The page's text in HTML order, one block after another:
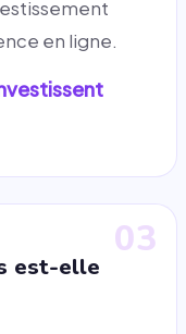
en ligne.
03
est-elle